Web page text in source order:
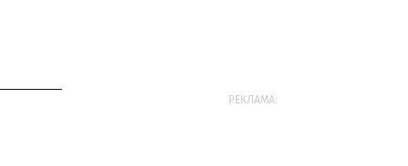
РЕКЛАМА: